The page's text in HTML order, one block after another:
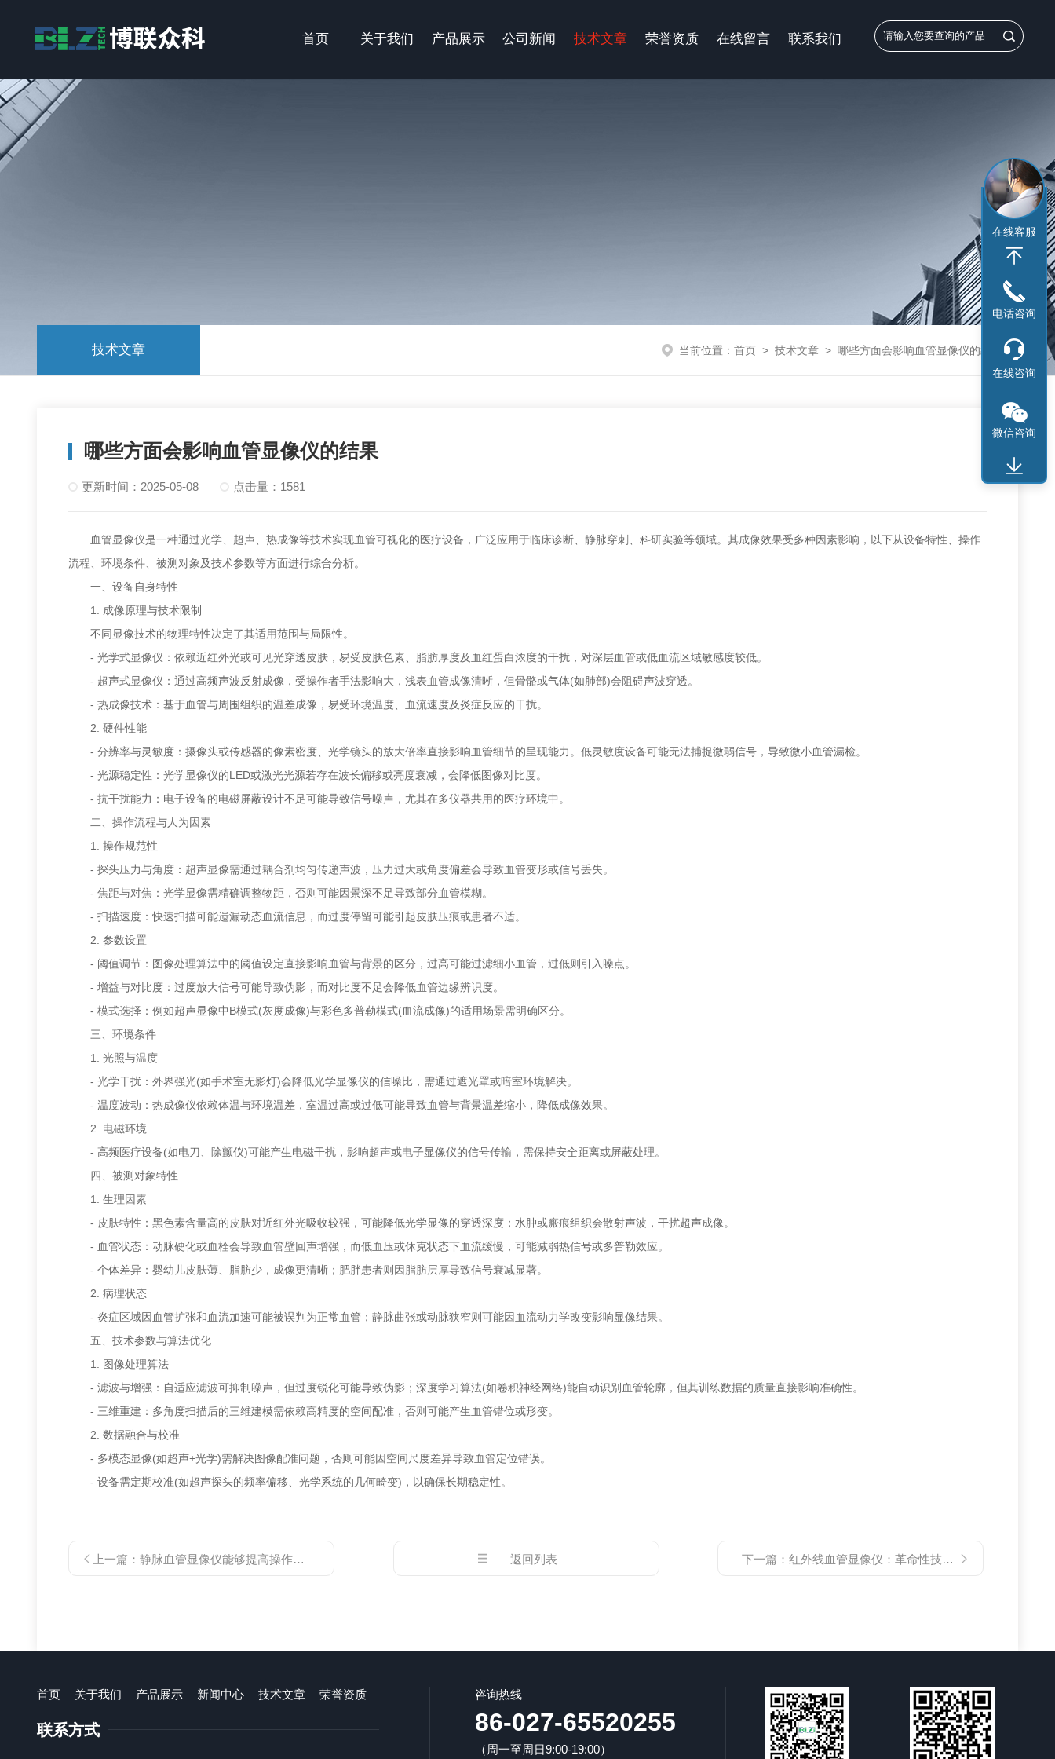
首页 关于我们 产品展示 公司新闻 技术文章 荣誉资质 在线留言 联系我们
技术文章 当前位置： 首页> 技术文章> 哪些方面会影响血管显像仪的结果
哪些方面会影响血管显像仪的结果
更新时间：2025-05-08 点击量：1581
血管显像仪是一种通过光学、超声、热成像等技术实现血管可视化的医疗设备，广泛应用于临床诊断、静脉穿刺、科研实验等领域。其成像效果受多种因素影响，以下从设备特性、操作
流程、环境条件、被测对象及技术参数等方面进行综合分析。
一、设备自身特性
1. 成像原理与技术限制
不同显像技术的物理特性决定了其适用范围与局限性。
- 光学式显像仪：依赖近红外光或可见光穿透皮肤，易受皮肤色素、脂肪厚度及血红蛋白浓度的干扰，对深层血管或低血流区域敏感度较低。
- 超声式显像仪：通过高频声波反射成像，受操作者手法影响大，浅表血管成像清晰，但骨骼或气体(如肺部)会阻碍声波穿透。
- 热成像技术：基于血管与周围组织的温差成像，易受环境温度、血流速度及炎症反应的干扰。
2. 硬件性能
- 分辨率与灵敏度：摄像头或传感器的像素密度、光学镜头的放大倍率直接影响血管细节的呈现能力。低灵敏度设备可能无法捕捉微弱信号，导致微小血管漏检。
- 光源稳定性：光学显像仪的LED或激光光源若存在波长偏移或亮度衰减，会降低图像对比度。
- 抗干扰能力：电子设备的电磁屏蔽设计不足可能导致信号噪声，尤其在多仪器共用的医疗环境中。
二、操作流程与人为因素
1. 操作规范性
- 探头压力与角度：超声显像需通过耦合剂均匀传递声波，压力过大或角度偏差会导致血管变形或信号丢失。
- 焦距与对焦：光学显像需精确调整物距，否则可能因景深不足导致部分血管模糊。
- 扫描速度：快速扫描可能遗漏动态血流信息，而过度停留可能引起皮肤压痕或患者不适。
2. 参数设置
- 阈值调节：图像处理算法中的阈值设定直接影响血管与背景的区分，过高可能过滤细小血管，过低则引入噪点。
- 增益与对比度：过度放大信号可能导致伪影，而对比度不足会降低血管边缘辨识度。
- 模式选择：例如超声显像中B模式(灰度成像)与彩色多普勒模式(血流成像)的适用场景需明确区分。
三、环境条件
1. 光照与温度
- 光学干扰：外界强光(如手术室无影灯)会降低光学显像仪的信噪比，需通过遮光罩或暗室环境解决。
- 温度波动：热成像仪依赖体温与环境温差，室温过高或过低可能导致血管与背景温差缩小，降低成像效果。
2. 电磁环境
- 高频医疗设备(如电刀、除颤仪)可能产生电磁干扰，影响超声或电子显像仪的信号传输，需保持安全距离或屏蔽处理。
四、被测对象特性
1. 生理因素
- 皮肤特性：黑色素含量高的皮肤对近红外光吸收较强，可能降低光学显像的穿透深度；水肿或瘢痕组织会散射声波，干扰超声成像。
- 血管状态：动脉硬化或血栓会导致血管壁回声增强，而低血压或休克状态下血流缓慢，可能减弱热信号或多普勒效应。
- 个体差异：婴幼儿皮肤薄、脂肪少，成像更清晰；肥胖患者则因脂肪层厚导致信号衰减显著。
2. 病理状态
- 炎症区域因血管扩张和血流加速可能被误判为正常血管；静脉曲张或动脉狭窄则可能因血流动力学改变影响显像结果。
五、技术参数与算法优化
1. 图像处理算法
- 滤波与增强：自适应滤波可抑制噪声，但过度锐化可能导致伪影；深度学习算法(如卷积神经网络)能自动识别血管轮廓，但其训练数据的质量直接影响准确性。
- 三维重建：多角度扫描后的三维建模需依赖高精度的空间配准，否则可能产生血管错位或形变。
2. 数据融合与校准
- 多模态显像(如超声+光学)需解决图像配准问题，否则可能因空间尺度差异导致血管定位错误。
- 设备需定期校准(如超声探头的频率偏移、光学系统的几何畸变)，以确保长期稳定性。
上一篇：静脉血管显像仪能够提高操作的效率和安全性 返回列表 下一篇： 红外线血管显像仪：革命性技术助力医学诊断与治疗
首页 关于我们 产品展示 新闻中心 技术文章 荣誉资质
联系方式
咨询热线
86-027-65520255
（周一至周日9:00-19:00）
在线客服
电话咨询
在线咨询
微信咨询